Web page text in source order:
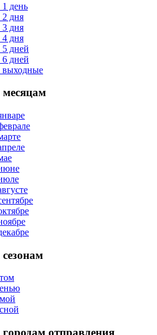
день
дня
дня
дня
дней
дней
отправления